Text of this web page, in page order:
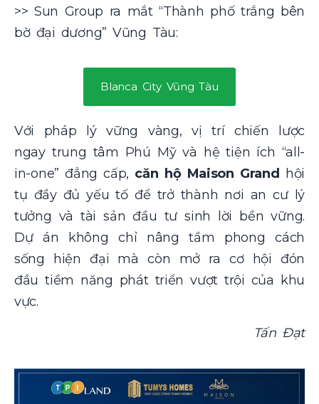
>> Sun Group ra mắt “Thành phố trắng bên
bờ đại dương” Vũng Tàu:
Blanca City Vũng Tàu
Với pháp lý vững vàng, vị trí chiến lược
ngay trung tâm Phú Mỹ và hệ tiện ích “all-
in-one” đẳng cấp, căn hộ Maison Grand
hội
tụ đầy đủ yếu tố để trở thành nơi an cư lý
tưởng và tài sản đầu tư sinh lời bền vững.
Dự án không chỉ nâng tầm phong cách
sống hiện đại mà còn mở ra cơ hội đón
đầu tiềm năng phát triển vượt trội của khu
vực.
Tấn Đạt